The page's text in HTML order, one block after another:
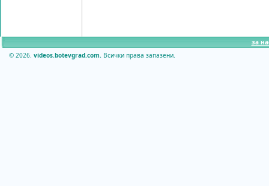
за
© 2026. videos.botevgrad.com. Всички права запазени.